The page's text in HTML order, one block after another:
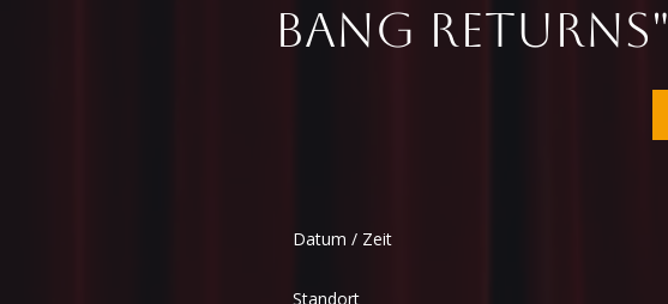
BANG RETURNS"
Datum / Zeit
Standort